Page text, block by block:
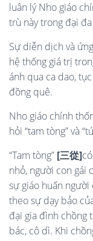
luân lý Nho giáo
trù này trong đại
Sự diễn dịch và
hệ thống giá trị
ánh qua ca dao,
đồng quê.
Nho giáo chính
hỏi “tam tòng” và
“Tam tòng” [三從]
nhỏ, người con gái
sự giáo huấn người
theo sự dạy bảo
đại gia đình chồng
bác, cô dì. Khi